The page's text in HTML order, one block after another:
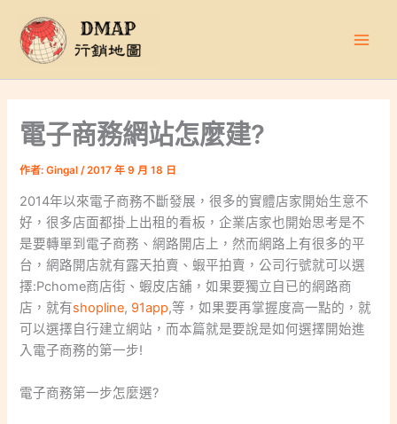
電子商務網站怎麼建?
作者:Gingal/2017 年 9 月 18 日
2014年以來電子商務不斷發展，很多的實體店家開始生意不
好，很多店面都掛上出租的看板，企業店家也開始思考是不
是要轉單到電子商務、網路開店上，然而網路上有很多的平
台，網路開店就有露天拍賣、蝦平拍賣，公司行號就可以選
擇:Pchome商店街、蝦皮店舖，如果要獨立自已的網路商
店，就有shopline, 91app,等，如果要再掌握度高一點的，就
可以選擇自行建立網站，而本篇就是要說是如何選擇開始進
入電子商務的第一步!
電子商務第一步怎麼選?